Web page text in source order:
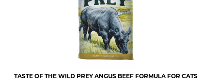
TASTE OF THE WILD PREY ANGUS BEEF FORMULA FOR CATS